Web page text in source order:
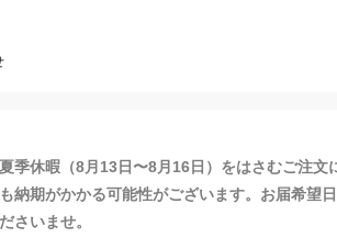
グ
夏季休暇（8月13日〜8月16日）をはさむご注文
も納期がかかる可能性がございます。お届希望
ださいませ。